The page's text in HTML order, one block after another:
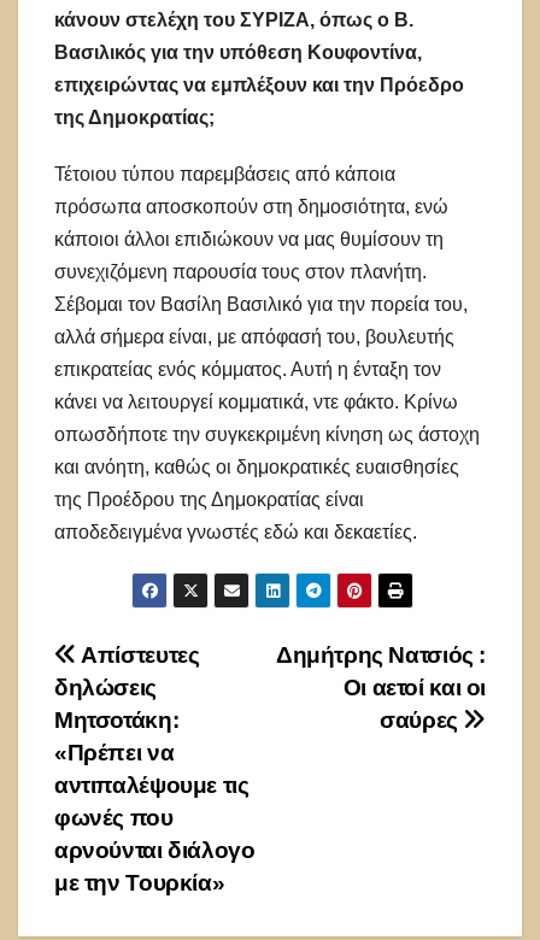
κάνουν στελέχη του ΣΥΡΙΖΑ, όπως ο Β.
Βασιλικός για την υπόθεση Κουφοντίνα,
επιχειρώντας να εμπλέξουν και την Πρόεδρο
της Δημοκρατίας;
Τέτοιου τύπου παρεμβάσεις από κάποια
πρόσωπα αποσκοπούν στη δημοσιότητα, ενώ
κάποιοι άλλοι επιδιώκουν να μας θυμίσουν τη
συνεχιζόμενη παρουσία τους στον πλανήτη.
Σέβομαι τον Βασίλη Βασιλικό για την πορεία του,
αλλά σήμερα είναι, με απόφασή του, βουλευτής
επικρατείας ενός κόμματος. Αυτή η ένταξη τον
κάνει να λειτουργεί κομματικά, ντε φάκτο. Κρίνω
οπωσδήποτε την συγκεκριμένη κίνηση ως άστοχη
και ανόητη, καθώς οι δημοκρατικές ευαισθησίες
της Προέδρου της Δημοκρατίας είναι
αποδεδειγμένα γνωστές εδώ και δεκαετίες.
Πλοήγηση
άρθρων
Δημήτρης Νατσιός :
Οι αετοί και οι
σαύρες
Απίστευτες
δηλώσεις
Μητσοτάκη:
«Πρέπει να
αντιπαλέψουμε τις
φωνές που
αρνούνται διάλογο
με την Τουρκία»